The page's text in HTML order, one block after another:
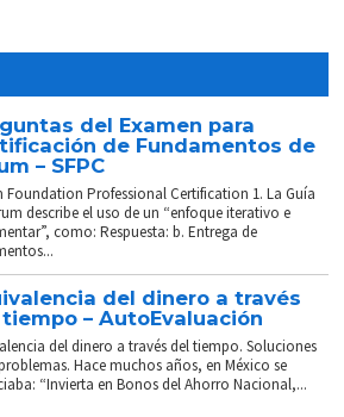
del Examen para
de Fundamentos de
– SFPC
Foundation Professional Certification 1. La Guía
describe el uso de un “enfoque iterativo e
como: Respuesta: b. Entrega de
del dinero a través
– AutoEvaluación
del dinero a través del tiempo. Soluciones
Hace muchos años, en México se
“Invierta en Bonos del Ahorro Nacional,...